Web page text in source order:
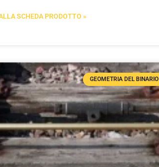
SCHEDA PRODOTTO »
GEOMETRIA DEL BINARIO